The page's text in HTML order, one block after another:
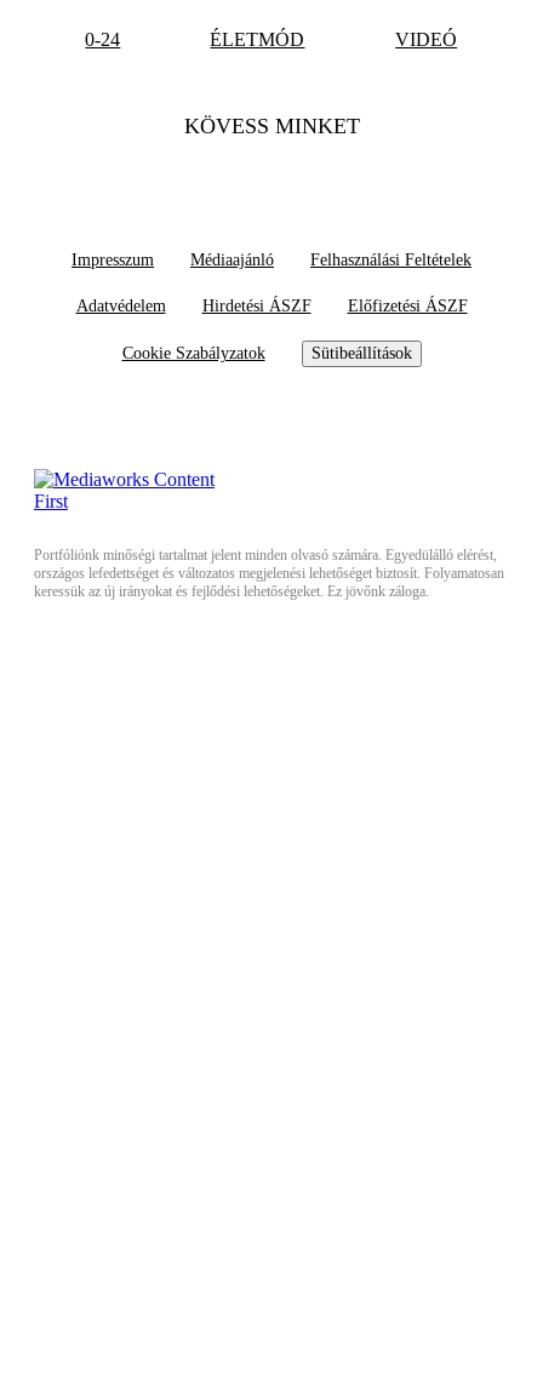
0-24 ÉLETMÓD VIDEÓ
KÖVESS MINKET
Impresszum Médiaajánló Felhasználási Feltételek
Adatvédelem Hirdetési ÁSZF Előfizetési ÁSZF
Cookie Szabályzatok Sütibeállítások
Portfóliónk minőségi tartalmat jelent minden olvasó számára. Egyedülálló elérést,
országos lefedettséget és változatos megjelenési lehetőséget biztosít. Folyamatosan
keressük az új irányokat és fejlődési lehetőségeket. Ez jövőnk záloga.